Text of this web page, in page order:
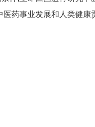
药事业发展和人类健康